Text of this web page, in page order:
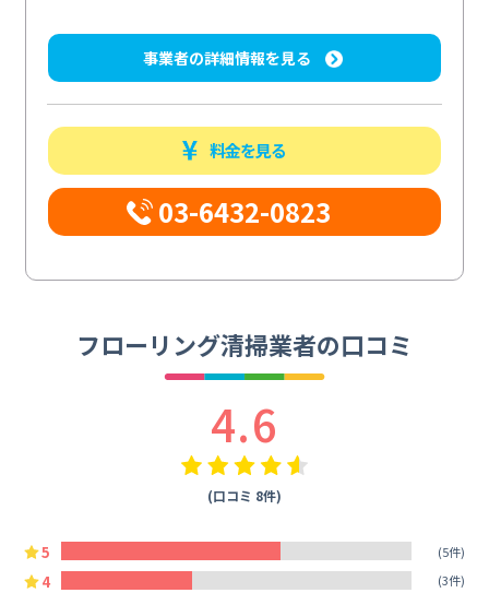
事業者の詳細情報を見る
料金を見る
03-6432-0823
フローリング清掃業者の口コミ
4.6
(口コミ 8件)
5 (5件)
4 (3件)